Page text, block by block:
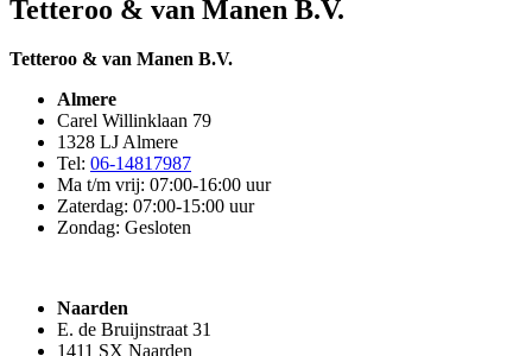
Tetteroo & van Manen B.V.
Tetteroo & van Manen B.V.
Almere
Carel Willinklaan 79
1328 LJ Almere
Tel: 06-14817987
Ma t/m vrij: 07:00-16:00 uur
Zaterdag: 07:00-15:00 uur
Zondag: Gesloten
Naarden
E. de Bruijnstraat 31
1411 SX Naarden